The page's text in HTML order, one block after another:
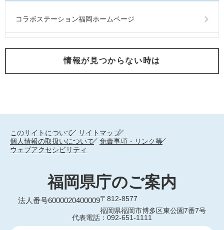
コラボステーション福岡ホームページ
情報が見つからない時は
このサイトについて
サイトマップ
個人情報の取扱いについて
免責事項・リンク等
ウェブアクセシビリティ
福岡県庁のご案内
法人番号6000020400009〒812-8577
福岡県福岡市博多区東公園7番7号
代表電話：092-651-1111